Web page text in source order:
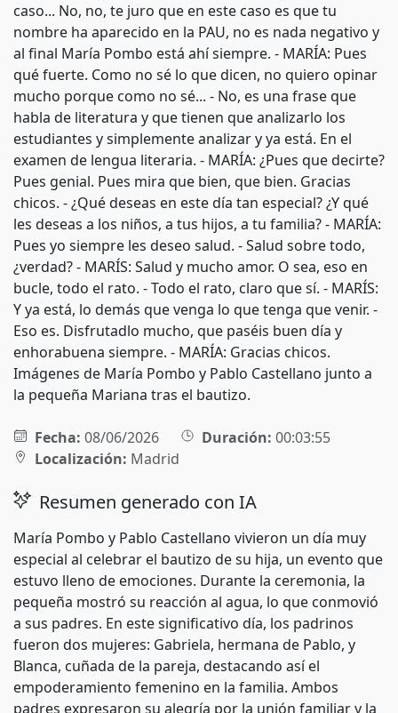
caso... No, no, te juro que en este caso es que tu
nombre ha aparecido en la PAU, no es nada negativo y
al final María Pombo está ahí siempre. - MARÍA: Pues
qué fuerte. Como no sé lo que dicen, no quiero opinar
mucho porque como no sé... - No, es una frase que
habla de literatura y que tienen que analizarlo los
estudiantes y simplemente analizar y ya está. En el
examen de lengua literaria. - MARÍA: ¿Pues que decirte?
Pues genial. Pues mira que bien, que bien. Gracias
chicos. - ¿Qué deseas en este día tan especial? ¿Y qué
les deseas a los niños, a tus hijos, a tu familia? - MARÍA:
Pues yo siempre les deseo salud. - Salud sobre todo,
¿verdad? - MARÍS: Salud y mucho amor. O sea, eso en
bucle, todo el rato. - Todo el rato, claro que sí. - MARÍS:
Y ya está, lo demás que venga lo que tenga que venir. -
Eso es. Disfrutadlo mucho, que paséis buen día y
enhorabuena siempre. - MARÍA: Gracias chicos.
Imágenes de María Pombo y Pablo Castellano junto a
la pequeña Mariana tras el bautizo.
Fecha: 08/06/2026 Duración: 00:03:55
Localización: Madrid
Resumen generado con IA
María Pombo y Pablo Castellano vivieron un día muy
especial al celebrar el bautizo de su hija, un evento que
estuvo lleno de emociones. Durante la ceremonia, la
pequeña mostró su reacción al agua, lo que conmovió
a sus padres. En este significativo día, los padrinos
fueron dos mujeres: Gabriela, hermana de Pablo, y
Blanca, cuñada de la pareja, destacando así el
empoderamiento femenino en la familia. Ambos
padres expresaron su alegría por la unión familiar y la